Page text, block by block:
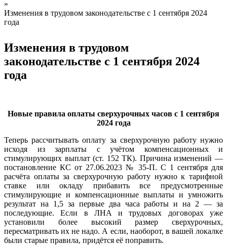
»
Изменения в трудовом законодательстве с 1 сентября 2024
года
Изменения в трудовом
законодательстве с 1 сентября 2024
года
Новые правила оплаты сверхурочных часов с 1 сентября
2024 года
Теперь рассчитывать оплату за сверхурочную работу нужно
исходя из зарплаты с учётом компенсационных и
стимулирующих выплат (ст. 152 ТК). Причина изменений —
постановление КС от 27.06.2023 № 35-П. С 1 сентября для
расчёта оплаты за сверхурочную работу нужно к тарифной
ставке или окладу прибавить все предусмотренные
стимулирующие и компенсационные выплаты и умножить
результат на 1,5 за первые два часа работы и на 2 — за
последующие. Если в ЛНА и трудовых договорах уже
установили более высокий размер сверхурочных,
пересматривать их не надо. А если, наоборот, в вашей локалке
были старые правила, придётся её поправить.